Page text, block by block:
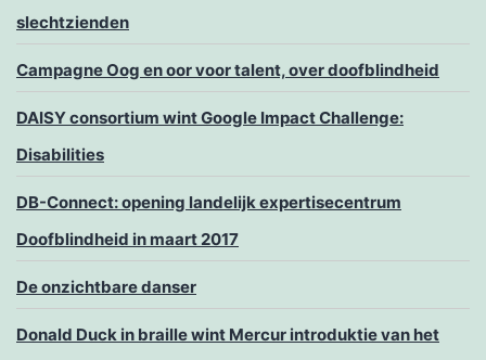
slechtzienden
Campagne Oog en oor voor talent, over doofblindheid
DAISY consortium wint Google Impact Challenge:
Disabilities
DB-Connect: opening landelijk expertisecentrum
Doofblindheid in maart 2017
De onzichtbare danser
Donald Duck in braille wint Mercur introduktie van het